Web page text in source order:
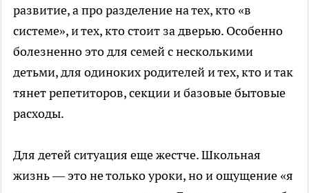
развитие, а про разделение на тех, кто «в
системе», и тех, кто стоит за дверью. Особенно
болезненно это для семей с несколькими
детьми, для одиноких родителей и тех, кто и так
тянет репетиторов, секции и базовые бытовые
расходы.
Для детей ситуация еще жестче. Школьная
жизнь — это не только уроки, но и ощущение «я